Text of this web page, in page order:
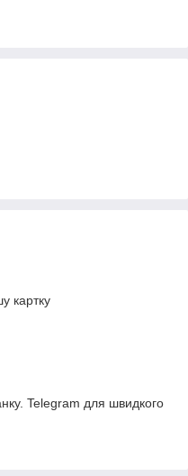
картку
Telegram для швидкого